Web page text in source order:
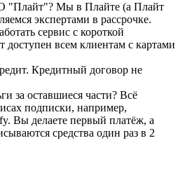
"Плайт"? Мы в Плайте (а Плайт
экспертами в рассрочке.
сервис с короткой
доступен всем клиентам с картами
Кредитный договор не
за оставшиеся части? Всё
подписки, например,
Вы делаете первый платёж, а
средства один раз в 2